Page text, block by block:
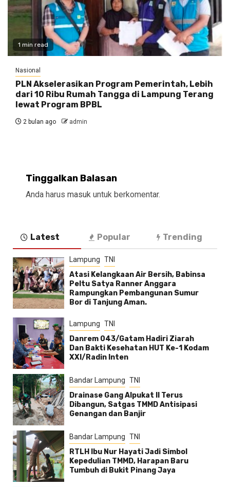
1 min read
Nasional
PLN Akselerasikan Program Pemerintah, Lebih
dari 10 Ribu Rumah Tangga di Lampung Terang
lewat Program BPBL
2 bulan ago admin
Tinggalkan Balasan
Anda harus masuk untuk berkomentar.
Latest Popular Trending
Lampung TNI
Atasi Kelangkaan Air Bersih, Babinsa
Peltu Satya Ranner Anggara
Rampungkan Pembangunan Sumur
Bor di Tanjung Aman.
Lampung TNI
Danrem 043/Gatam Hadiri Ziarah
Dan Bakti Kesehatan HUT Ke-1 Kodam
XXI/Radin Inten
Bandar Lampung TNI
Drainase Gang Alpukat II Terus
Dibangun, Satgas TMMD Antisipasi
Genangan dan Banjir
Bandar Lampung TNI
RTLH Ibu Nur Hayati Jadi Simbol
Kepedulian TMMD, Harapan Baru
Tumbuh di Bukit Pinang Jaya